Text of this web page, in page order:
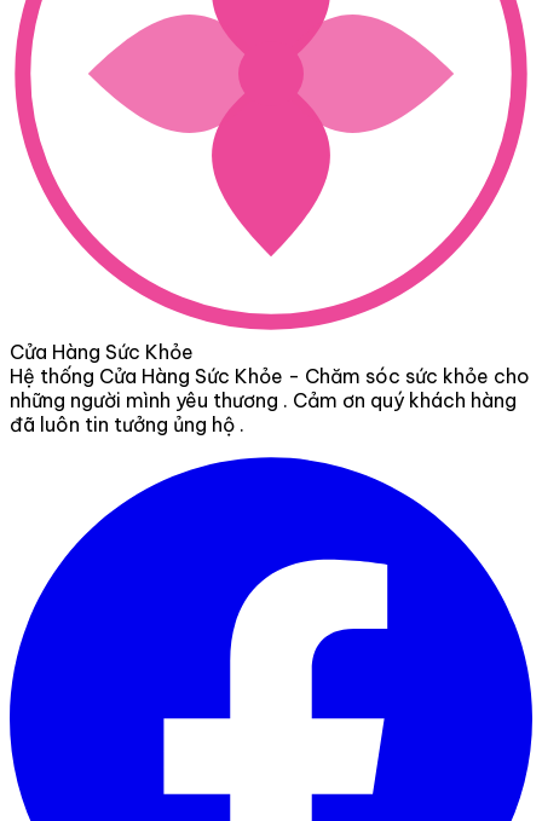
Cửa Hàng Sức Khỏe
Hệ thống Cửa Hàng Sức Khỏe - Chăm sóc sức khỏe cho
những người mình yêu thương . Cảm ơn quý khách hàng
đã luôn tin tưởng ủng hộ .